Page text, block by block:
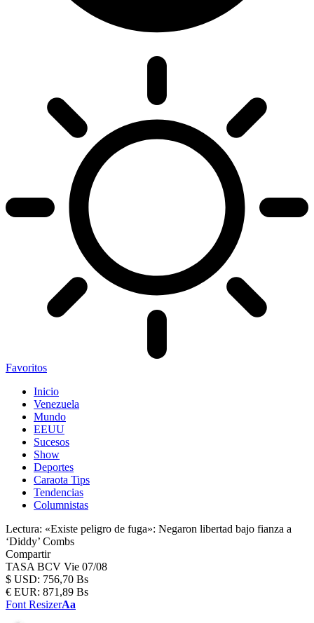
Favoritos
Inicio
Venezuela
Mundo
EEUU
Sucesos
Show
Deportes
Caraota Tips
Tendencias
Columnistas
Lectura: «Existe peligro de fuga»: Negaron libertad bajo fianza a
‘Diddy’ Combs
Compartir
TASA BCV Vie 07/08
$ USD: 756,70 Bs
€ EUR: 871,89 Bs
Font ResizerAa